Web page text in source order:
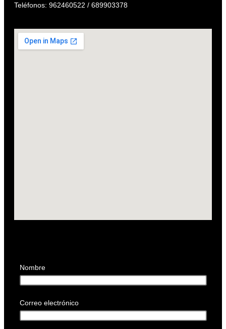
Teléfonos: 962460522 / 689903378
Nombre
Correo electrónico